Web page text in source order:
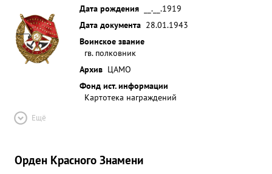
Дата рождения
__.__.1919
Дата документа 28.01.1943
Воинское звание
гв. полковник
Архив ЦАМО
Фонд ист. информации
Картотека награждений
Ещё
Орден Красного Знамени